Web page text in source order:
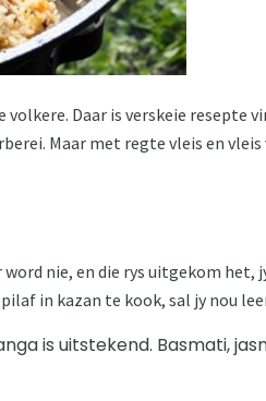
Daar is verskeie resepte
Maar met regte vleis en vleis
nie, en die rys uitgekom het,
in kazan te kook, sal jy nou
is uitstekend. Basmati,